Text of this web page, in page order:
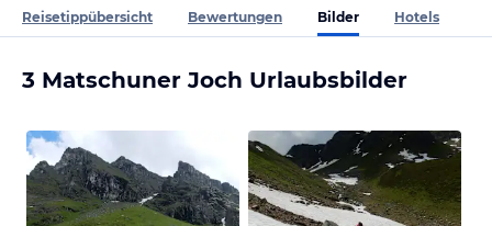
Reisetippübersicht Bewertungen Bilder Hotels
3 Matschuner Joch Urlaubsbilder